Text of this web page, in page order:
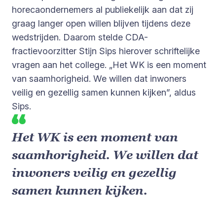
horecaondernemers al publiekelijk aan dat zij
graag langer open willen blijven tijdens deze
wedstrijden. Daarom stelde CDA-
fractievoorzitter Stijn Sips hierover schriftelijke
vragen aan het college. „Het WK is een moment
van saamhorigheid. We willen dat inwoners
veilig en gezellig samen kunnen kijken”, aldus
Sips.
Het WK is een moment van
saamhorigheid. We willen dat
inwoners veilig en gezellig
samen kunnen kijken.